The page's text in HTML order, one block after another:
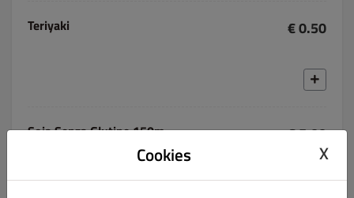
Teriyaki € 0.50
Soia Senza Glutine 150m € 5.00
Cookies X